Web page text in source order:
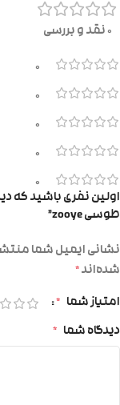
0 نقد و بررسی
0
0
0
0
0
اولین نفری باشید که
طوسی zooye”
نشانی ایمیل شما
شده‌اند*
امتیاز شما *
دیدگاه شما *